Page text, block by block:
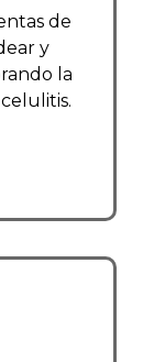
de
y
la